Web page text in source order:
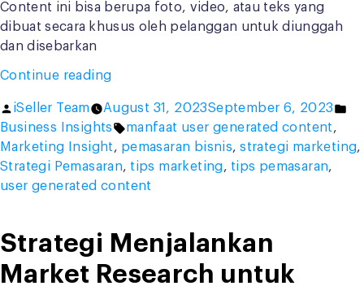
Content ini bisa berupa foto, video, atau teks yang
dibuat secara khusus oleh pelanggan untuk diunggah
dan disebarkan
Continue reading“Menjalankan
Generated
Content
dalam
Strategi
Marketing”
Posted
by
iSeller Team August 31, 2023September 6, 2023
Business Insights Tags:
manfaat user generated content,
Marketing Insight, pemasaran bisnis,strategi marketing,
Strategi Pemasaran, tips marketing, tips pemasaran,
user generated content
Strategi Menjalankan
Market Research untuk